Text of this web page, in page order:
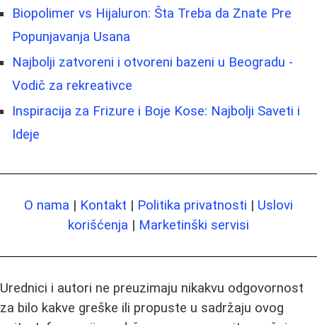
Biopolimer vs Hijaluron: Šta Treba da Znate Pre
Popunjavanja Usana
Najbolji zatvoreni i otvoreni bazeni u Beogradu -
Vodič za rekreativce
Inspiracija za Frizure i Boje Kose: Najbolji Saveti i
Ideje
O nama | Kontakt | Politika privatnosti | Uslovi
korišćenja | Marketinški servisi
Urednici i autori ne preuzimaju nikakvu odgovornost
za bilo kakve greške ili propuste u sadržaju ovog